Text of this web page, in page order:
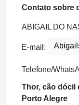
Contato sobre
ABIGAIL DO
E-mail:
Telefone/
Thor, cão dócil
Porto Alegre